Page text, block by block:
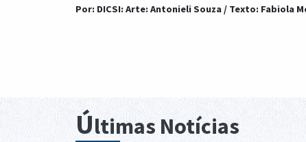
Por: DICSI: Arte: Antonieli Souza / Texto: Fabiola
Últimas Notícias